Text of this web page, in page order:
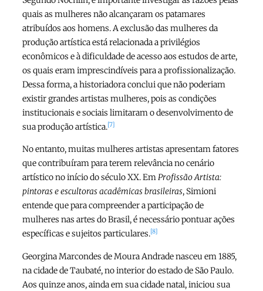
quais as mulheres não alcançaram os patamares
atribuídos aos homens. A exclusão das mulheres da
produção artística está relacionada a privilégios
econômicos e à dificuldade de acesso aos estudos de arte,
os quais eram imprescindíveis para a profissionalização.
Dessa forma, a historiadora conclui que não poderiam
existir grandes artistas mulheres, pois as condições
institucionais e sociais limitaram o desenvolvimento de
sua produção artística.[7]
No entanto, muitas mulheres artistas apresentam fatores
que contribuíram para terem relevância no cenário
artístico no início do século XX. EmProfissão Artista:
pintoras e escultoras acadêmicas brasileiras, Simioni
entende que para compreender a participação de
mulheres nas artes do Brasil, é necessário pontuar ações
específicas e sujeitos particulares.[8]
Georgina Marcondes de Moura Andrade nasceu em 1885,
na cidade de Taubaté, no interior do estado de São Paulo.
Aos quinze anos, ainda em sua cidade natal, iniciou sua